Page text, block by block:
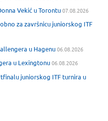
Vekić u Torontu07.08.2026
za završnicu juniorskog ITF
u Hagenu06.08.2026
u Lexingtonu06.08.2026
juniorskog ITF turnira u